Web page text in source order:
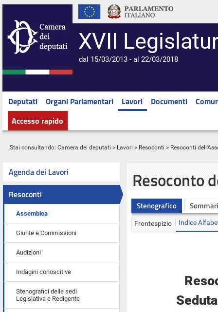
XVII
dal 15/03/2013 - al 22/03/2018
Deputati Organi Parlamentari Lavori Documenti
Accesso rapido
Stai consultando: Camera dei deputati > Lavori > Resoconti > Resoconti
Agenda dei Lavori
Resoconti
Assemblea
Giunte e Commissioni
Audizioni
Indagini conoscitive
Stenografici delle sedi
Legislativa e Redigente
Resoconto
Stenografico
Frontespizio Indice